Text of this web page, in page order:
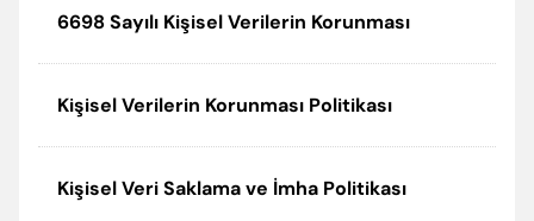
Sosyal Sorumluluk
Temel Değerlerimiz
Kurumsal Hizmetler
Tüketici Kanunu
Faydalı Bilgiler
Yetkili Servislik Başvurusu
6698 Sayılı Kişisel Verilerin Korunması
Kişisel Verilerin Korunması Politikası
Kişisel Veri Saklama ve İmha Politikası